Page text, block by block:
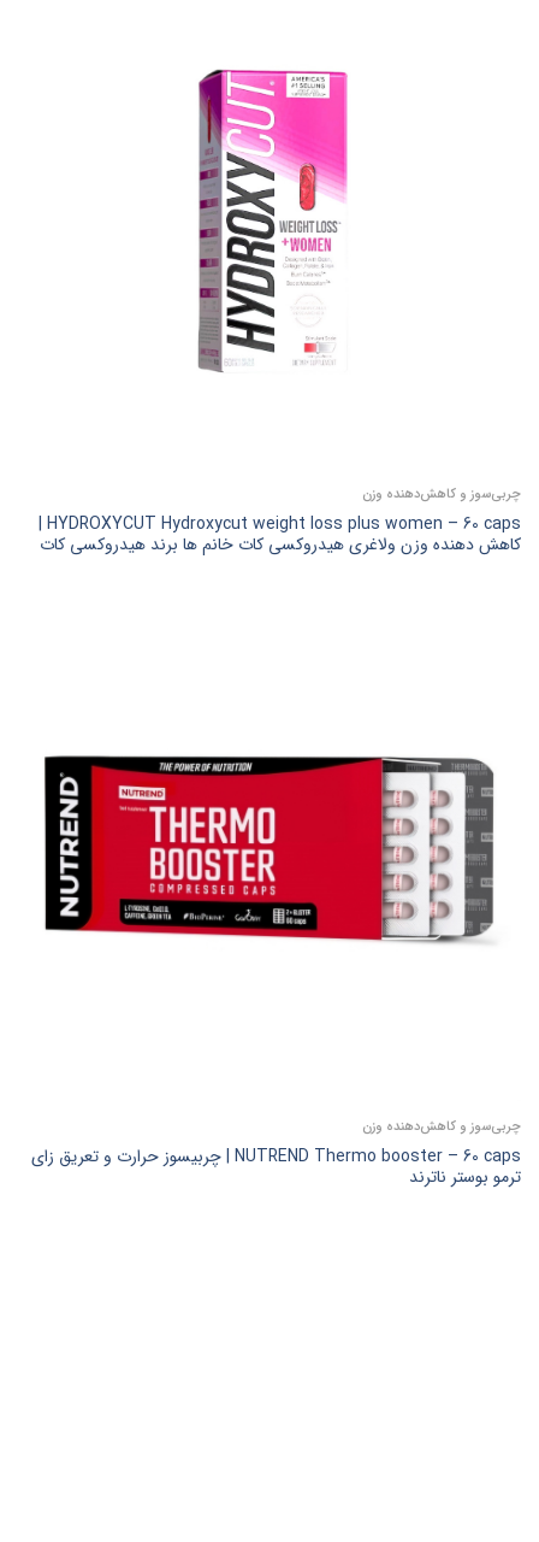
چربی‌سوز و کاهش‌دهنده وزن
HYDROXYCUT Hydroxycut weight loss plus women – 60 caps |
کاهش دهنده وزن ولاغری هیدروکسی کات خانم ها برند هیدروکسی کات
چربی‌سوز و کاهش‌دهنده وزن
NUTREND Thermo booster – 60 caps | چربیسوز حرارت و تعریق زای
ترمو بوستر ناترند